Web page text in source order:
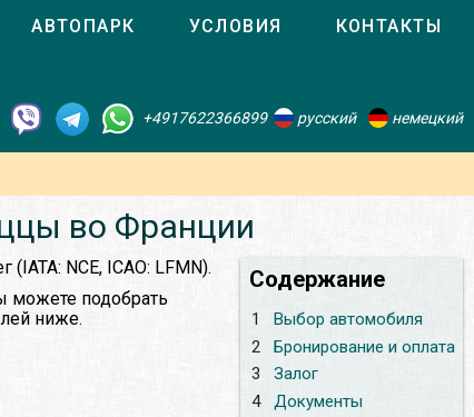
АВТОПАРК УСЛОВИЯ КОНТАКТЫ
+4917622366899 русский немецкий
во Франции
Содержание
1
Выбор автомобиля
2
Бронирование и оплата
3
Залог
4
Документы
NCE, ICAO: LFMN).
можете подобрать
ниже.